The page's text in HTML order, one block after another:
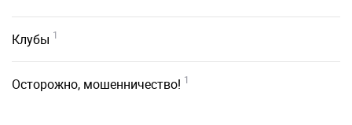
Клубы 1
Осторожно, мошенничество! 1